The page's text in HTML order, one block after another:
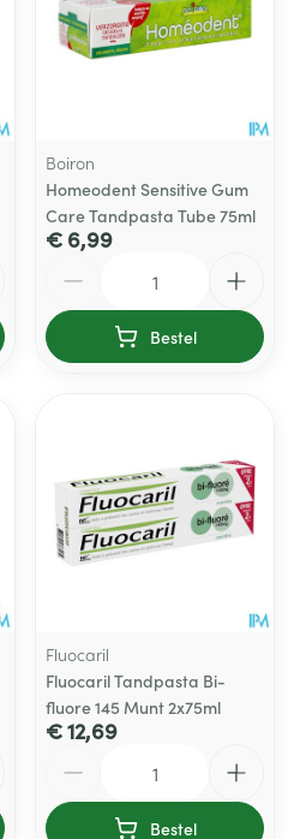
Boiron
Homeodent Sensitive Gum
Care Tandpasta Tube 75ml
€ 6,99
Bestel
Fluocaril
Fluocaril Tandpasta Bi-
fluore 145 Munt 2x75ml
€ 12,69
Bestel